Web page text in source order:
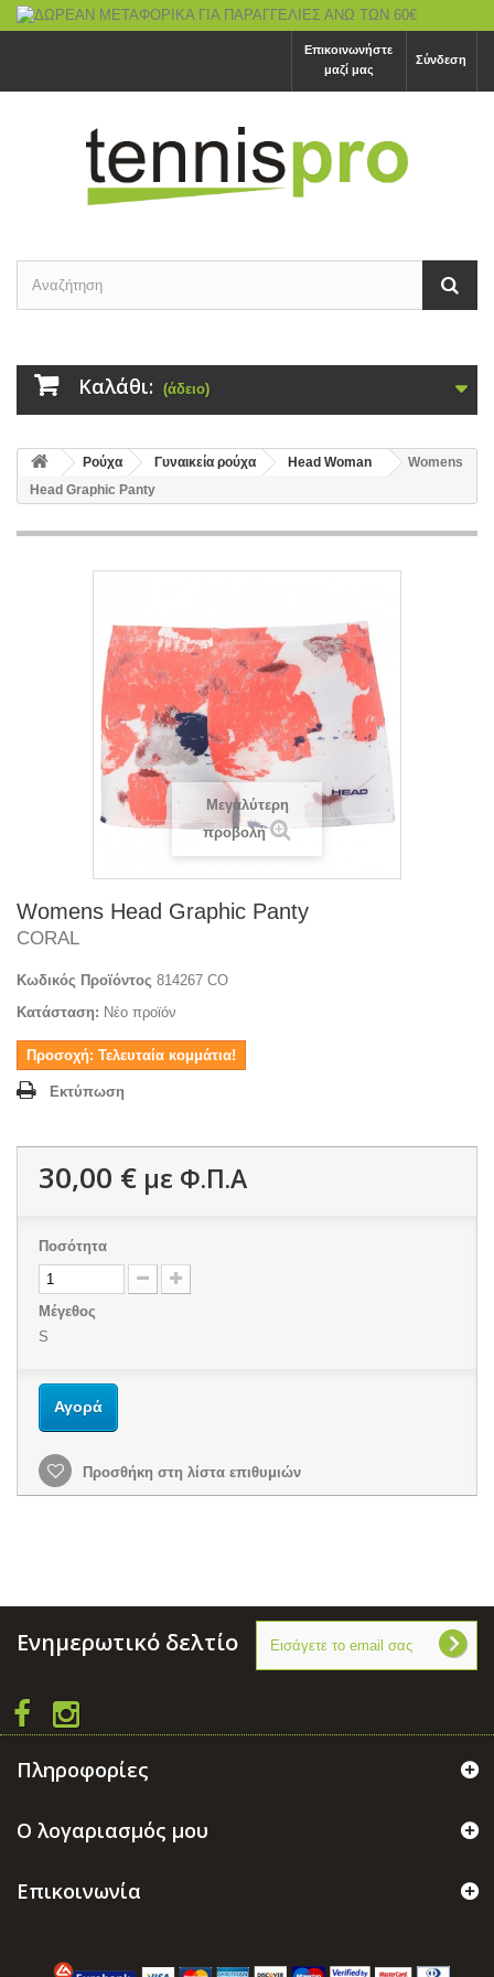
Σύνδεση
Επικοινωνήστε
μαζί μας
Καλάθι: (άδειο)
Ρούχα Γυναικεία ρούχα Head Woman
Womens
Head Graphic Panty
Μεγαλύτερη
προβολή
Womens Head Graphic Panty
CORAL
Κωδικός Προϊόντος 814267 CO
Κατάσταση: Νέο προϊόν
Προσοχή: Τελευταία κομμάτια!
Εκτύπωση
30,00 € με Φ.Π.Α
Ποσότητα
Μέγεθος
S
Αγορά
Προσθήκη στη λίστα επιθυμιών
Ενημερωτικό δελτίο
Πληροφορίες
Ο λογαριασμός μου
Επικοινωνία